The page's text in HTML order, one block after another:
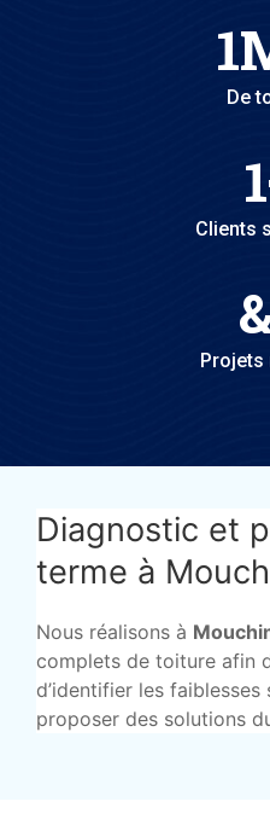
1
De
1
Clients
Projets
Diagnostic et
terme à
Nous réalisons à
complets de toiture afin
d’identifier les
proposer des solutions